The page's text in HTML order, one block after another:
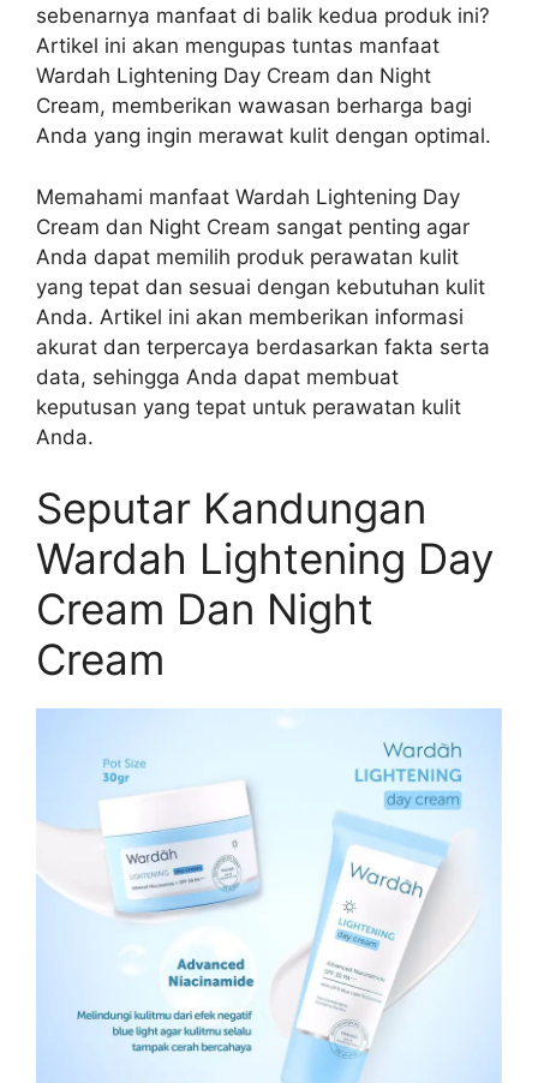
sebenarnya manfaat di balik kedua produk ini?
Artikel ini akan mengupas tuntas manfaat
Wardah Lightening Day Cream dan Night
Cream, memberikan wawasan berharga bagi
Anda yang ingin merawat kulit dengan optimal.
Memahami manfaat Wardah Lightening Day
Cream dan Night Cream sangat penting agar
Anda dapat memilih produk perawatan kulit
yang tepat dan sesuai dengan kebutuhan kulit
Anda. Artikel ini akan memberikan informasi
akurat dan terpercaya berdasarkan fakta serta
data, sehingga Anda dapat membuat
keputusan yang tepat untuk perawatan kulit
Anda.
Seputar Kandungan
Wardah Lightening Day
Cream Dan Night
Cream